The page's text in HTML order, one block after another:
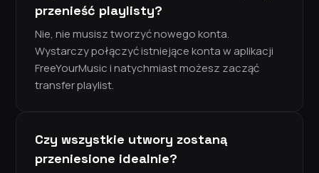
przenieść playlisty?
Nie, nie musisz tworzyć nowego konta.
Wystarczy połączyć istniejące konta w aplikacji
FreeYourMusic i natychmiast możesz zacząć
transfer playlist.
Czy wszystkie utwory zostaną
przeniesione idealnie?